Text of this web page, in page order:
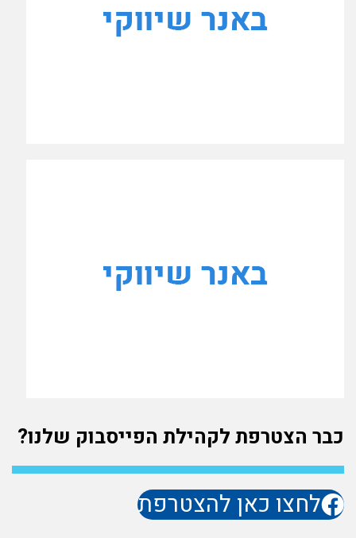
כבר הצטרפת לקהילת הפייסבוק שלנו?
לחצו כאן להצטרפת